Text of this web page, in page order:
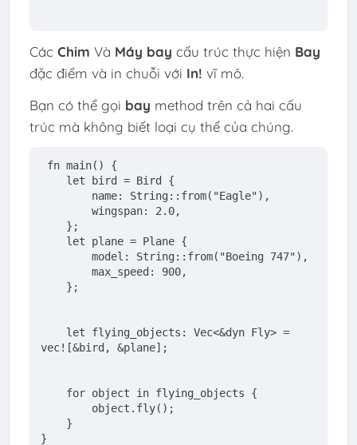
Các Chim Và Máy bay cấu trúc thực hiện Bay
đặc điểm và in chuỗi với In! vĩ mô.
Bạn có thể gọi bay method trên cả hai cấu
trúc mà không biết loại cụ thể của chúng.
fn main() {
let bird = Bird {
name: String ::from( "Eagle" ),
wingspan: 2.0,
};
let plane = Plane {
model: String ::from( "Boeing 747" ),
max_speed: 900,
};
let flying_objects: Vec<&dyn
Fly> =
vec! [&bird, &plane];
for object in flying_objects {
object.fly();
}
}